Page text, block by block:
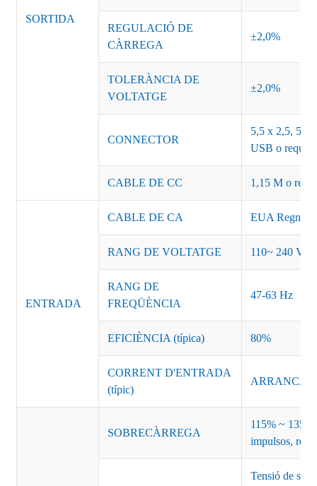
SORTIDA
REGULACIÓ DE
CÀRREGA
±2,0%
TOLERÀNCIA DE
VOLTATGE
±2,0%
CONNECTOR
5,5 x 2,5, 5,5
USB o
CABLE DE CC 1,15 M o
ENTRADA
CABLE DE CA EUA Regne
RANG DE VOLTATGE 110~ 240
RANG DE
FREQÜÈNCIA
47-63 Hz
EFICIÈNCIA (típica) 80%
CORRENT D'ENTRADA
(típic)
SOBRECÀRREGA
115% ~
impulsos,
Tensió de